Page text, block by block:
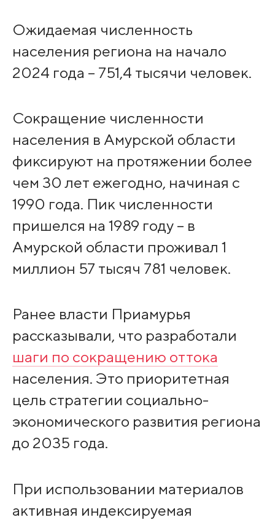
Ожидаемая численность
населения региона на начало
2024 года – 751,4 тысячи человек.
Сокращение численности
населения в Амурской области
фиксируют на протяжении более
чем 30 лет ежегодно, начиная с
1990 года. Пик численности
пришелся на 1989 году – в
Амурской области проживал 1
миллион 57 тысяч 781 человек.
Ранее власти Приамурья
рассказывали, что разработали
шаги по сокращению оттока
населения. Это приоритетная
цель стратегии социально-
экономического развития региона
до 2035 года.
При использовании материалов
активная индексируемая